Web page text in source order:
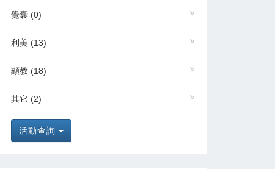
覺囊 (0)
利美 (13)
顯教 (18)
其它 (2)
活動查詢